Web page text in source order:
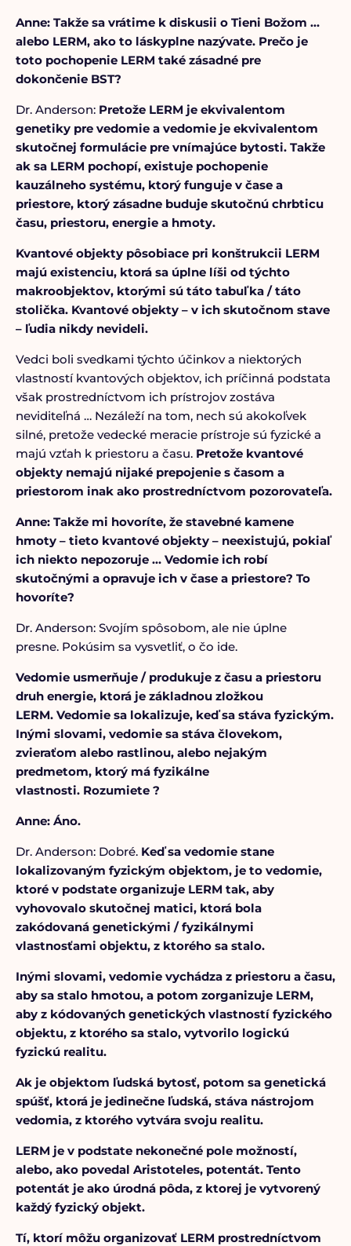
Anne: Takže sa vrátime k diskusii o Tieni Božom …
alebo LERM, ako to láskyplne nazývate. Prečo je
toto pochopenie LERM také zásadné pre
dokončenie BST?
Dr. Anderson: Pretože LERM je ekvivalentom
genetiky pre vedomie a vedomie je ekvivalentom
skutočnej formulácie pre vnímajúce bytosti. Takže
ak sa LERM pochopí, existuje pochopenie
kauzálneho systému, ktorý funguje v čase a
priestore, ktorý zásadne buduje skutočnú chrbticu
času, priestoru, energie a hmoty.
Kvantové objekty pôsobiace pri konštrukcii LERM
majú existenciu, ktorá sa úplne líši od týchto
makroobjektov, ktorými sú táto tabuľka / táto
stolička. Kvantové objekty – v ich skutočnom stave
– ľudia nikdy nevideli.
Vedci boli svedkami týchto účinkov a niektorých
vlastností kvantových objektov, ich príčinná podstata
však prostredníctvom ich prístrojov zostáva
neviditeľná … Nezáleží na tom, nech sú akokoľvek
silné, pretože vedecké meracie prístroje sú fyzické a
majú vzťah k priestoru a času. Pretože kvantové
objekty nemajú nijaké prepojenie s časom a
priestorom inak ako prostredníctvom pozorovateľa.
Anne: Takže mi hovoríte, že stavebné kamene
hmoty – tieto kvantové objekty – neexistujú, pokiaľ
ich niekto nepozoruje … Vedomie ich robí
skutočnými a opravuje ich v čase a priestore? To
hovoríte?
Dr. Anderson: Svojím spôsobom, ale nie úplne
presne. Pokúsim sa vysvetliť, o čo ide.
Vedomie usmerňuje / produkuje z času a priestoru
druh energie, ktorá je základnou zložkou
LERM. Vedomie sa lokalizuje, keď sa stáva fyzickým.
Inými slovami, vedomie sa stáva človekom,
zvieraťom alebo rastlinou, alebo nejakým
predmetom, ktorý má fyzikálne
vlastnosti. Rozumiete ?
Anne: Áno.
Dr. Anderson: Dobré. Keď sa vedomie stane
lokalizovaným fyzickým objektom, je to vedomie,
ktoré v podstate organizuje LERM tak, aby
vyhovovalo skutočnej matici, ktorá bola
zakódovaná genetickými / fyzikálnymi
vlastnosťami objektu, z ktorého sa stalo.
Inými slovami, vedomie vychádza z priestoru a času,
aby sa stalo hmotou, a potom zorganizuje LERM,
aby z kódovaných genetických vlastností fyzického
objektu, z ktorého sa stalo, vytvorilo logickú
fyzickú realitu.
Ak je objektom ľudská bytosť, potom sa genetická
spúšť, ktorá je jedinečne ľudská, stáva nástrojom
vedomia, z ktorého vytvára svoju realitu.
LERM je v podstate nekonečné pole možností,
alebo, ako povedal Aristoteles, potentát. Tento
potentát je ako úrodná pôda, z ktorej je vytvorený
každý fyzický objekt.
Tí, ktorí môžu organizovať LERM prostredníctvom